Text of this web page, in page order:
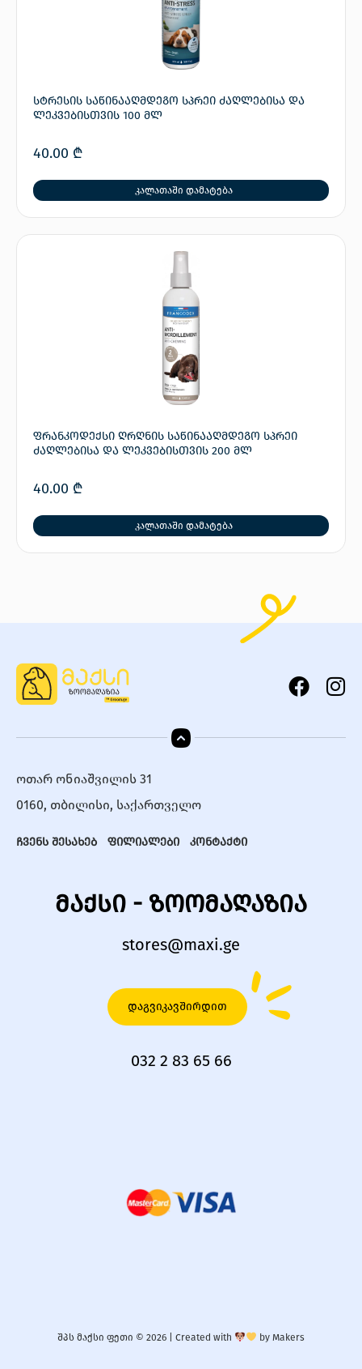
სტრესის საწინააღმდეგო სპრეი ძაღლებისა და
ლეკვებისთვის 100 მლ
40.00 ₾
კალათაში დამატება
ფრანკოდექსი ღრღნის საწინააღმდეგო სპრეი
ძაღლებისა და ლეკვებისთვის 200 მლ
40.00 ₾
კალათაში დამატება
ოთარ ონიაშვილის 31
0160, თბილისი, საქართველო
ჩვენს შესახებ ფილიალები კონტაქტი
მაქსი - ზოომაღაზია
stores@maxi.ge
დაგვიკავშირდით
032 2 83 65 66
შპს მაქსი ფეთი © 2026 | Created with by Makers